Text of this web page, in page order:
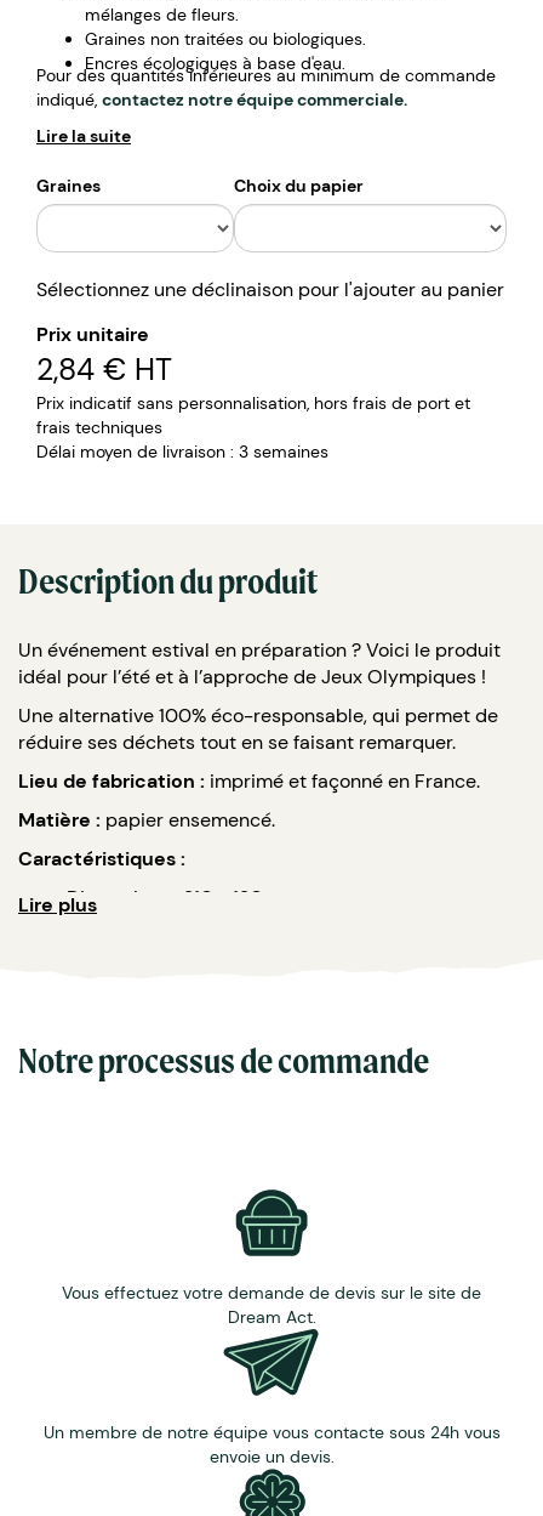
mélanges de fleurs.
Graines non traitées ou biologiques.
Encres écologiques à base d'eau.
Pour des quantités inférieures au minimum de commande
indiqué, contactez notre équipe commerciale.
Lire la suite
Graines Choix du papier
Sélectionnez une déclinaison pour l'ajouter au panier
Prix unitaire
2,84 € HT
Prix indicatif sans personnalisation, hors frais de port et
frais techniques
Délai moyen de livraison : 3 semaines
Description du produit
Un événement estival en préparation ? Voici le produit
idéal pour l’été et à l’approche de Jeux Olympiques !
Une alternative 100% éco-responsable, qui permet de
réduire ses déchets tout en se faisant remarquer.
Lieu de fabrication : imprimé et façonné en France.
Matière : papier ensemencé.
Caractéristiques :
Dimensions : 210 x 120 mm.
Pour des quantités inférieures au minimum de
Lire plus
Notre processus de commande
Vous effectuez votre demande de devis sur le site de
Dream Act.
Un membre de notre équipe vous contacte sous 24h vous
envoie un devis.